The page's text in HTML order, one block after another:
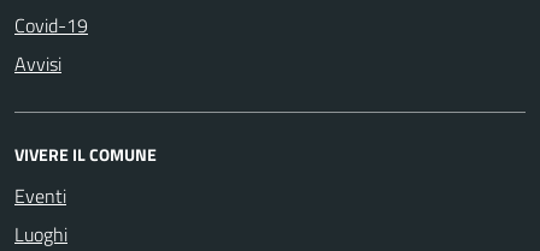
Covid-19
Avvisi
VIVERE IL COMUNE
Eventi
Luoghi